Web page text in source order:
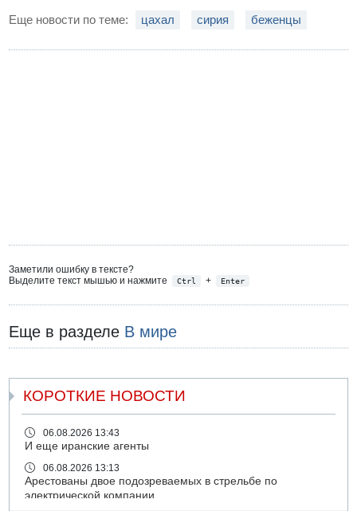
Еще новости по теме: цахал сирия беженцы
Заметили ошибку в тексте?
Выделите текст мышью и нажмите
Ctrl + Enter
Еще в разделе В мире
КОРОТКИЕ НОВОСТИ
06.08.2026 13:43
И еще иранские агенты
06.08.2026 13:13
Арестованы двое подозреваемых в стрельбе по
электрической компании